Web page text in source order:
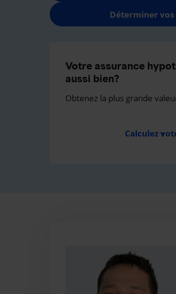
Déterminer vos
Votre assurance
aussi bien?
Obtenez la plus grande
Calculez